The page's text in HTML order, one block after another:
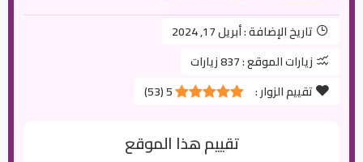
تاريخ الإضافة :أبريل 17, 2024
زيارات الموقع :837 زيارات
تقييم الزوار :
5
(
53
)
تقييم هذا الموقع